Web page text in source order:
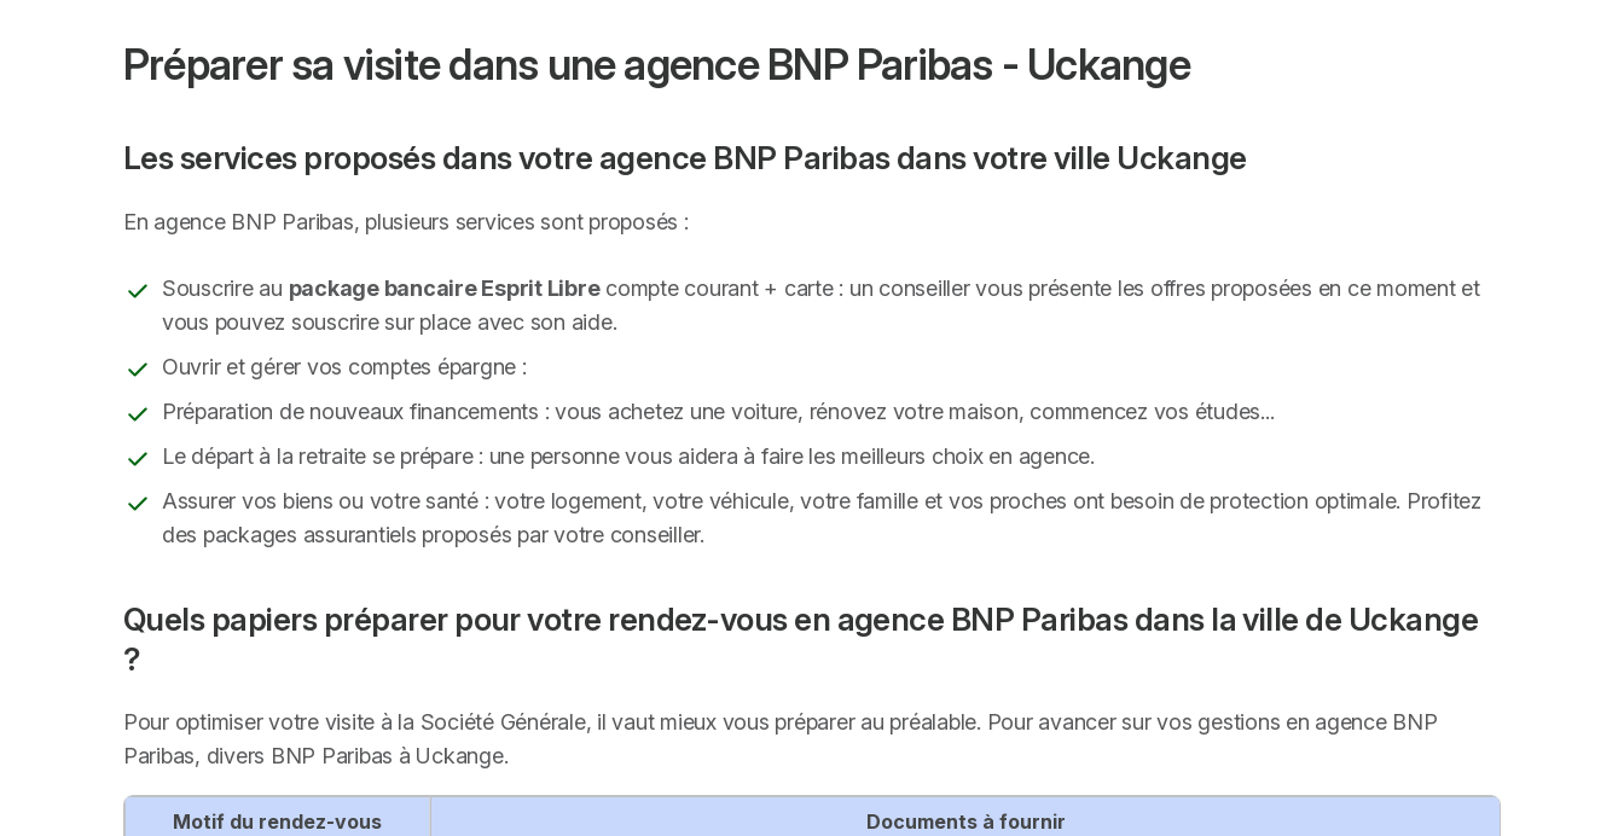
Préparer sa visite dans une agence BNP Paribas - Uckange
Les services proposés dans votre agence BNP Paribas dans votre ville Uckange
En agence BNP Paribas, plusieurs services sont proposés :
Souscrire au package bancaire Esprit Librecompte courant + carte : un conseiller vous présente les offres proposées en ce moment et
vous pouvez souscrire sur place avec son aide.
Ouvrir et gérer vos comptes épargne :
Préparation de nouveaux financements : vous achetez une voiture, rénovez votre maison, commencez vos études...
Le départ à la retraite se prépare : une personne vous aidera à faire les meilleurs choix en agence.
Assurer vos biens ou votre santé : votre logement, votre véhicule, votre famille et vos proches ont besoin de protection optimale. Profitez
des packages assurantiels proposés par votre conseiller.
Quels papiers préparer pour votre rendez-vous en agence BNP Paribas dans la ville de Uckange
?
Pour optimiser votre visite à la Société Générale, il vaut mieux vous préparer au préalable. Pour avancer sur vos gestions en agence BNP
Paribas, divers BNP Paribas à Uckange.
Motif du rendez-vous Documents à fournir